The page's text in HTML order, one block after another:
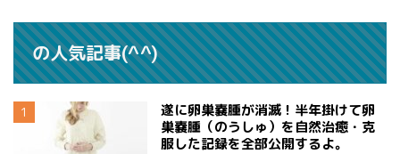
の人気記事(^^)
遂に卵巣嚢腫が消滅！半年掛けて卵
巣嚢腫（のうしゅ）を自然治癒・克
服した記録を全部公開するよ。